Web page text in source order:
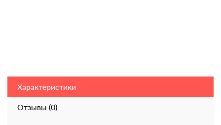
Характеристики
Отзывы (0)